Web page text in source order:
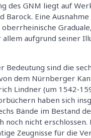
des GNM liegt auf
Barock. Eine
aufgrund seiner
Bedeutung sind die
dem Nürnberger
Lindner (um 1542-
haben sich
Bände im Bestand
noch nicht
Zeugnisse für die